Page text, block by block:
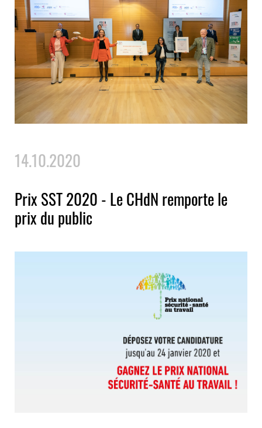
14.10.2020
Prix SST 2020 - Le CHdN remporte le
prix du public